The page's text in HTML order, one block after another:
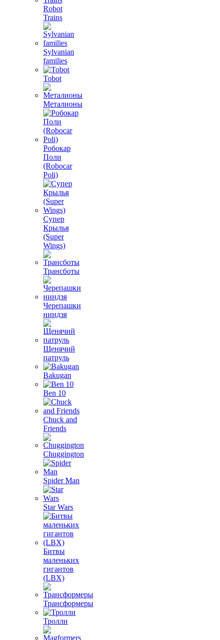
Robot
Trains
Sylvanian
families
Tobot
Металионы
Робокар
Поли
(Robocar
Poli)
Супер
Крылья
(Super
Wings)
Трансботы
Черепашки
ниндзя
Щенячий
патруль
Bakugan
Ben 10
Chuck and
Friends
Chuggington
Spider Man
Star Wars
Битвы
маленьких
гигантов
(LBX)
Трансформеры
Тролли